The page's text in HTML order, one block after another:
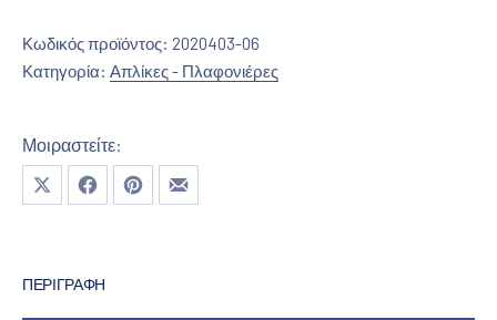
Κωδικός προϊόντος: 2020403-06
Κατηγορία: Απλίκες - Πλαφονιέρες
Μοιραστείτε:
Μοιραστείτε το στο X
Μοιραστείτε το στο Facebook
Μοιραστείτε το στο Pinterest
Μοιραστείτε το με email
ΠΕΡΙΓΡΑΦΉ